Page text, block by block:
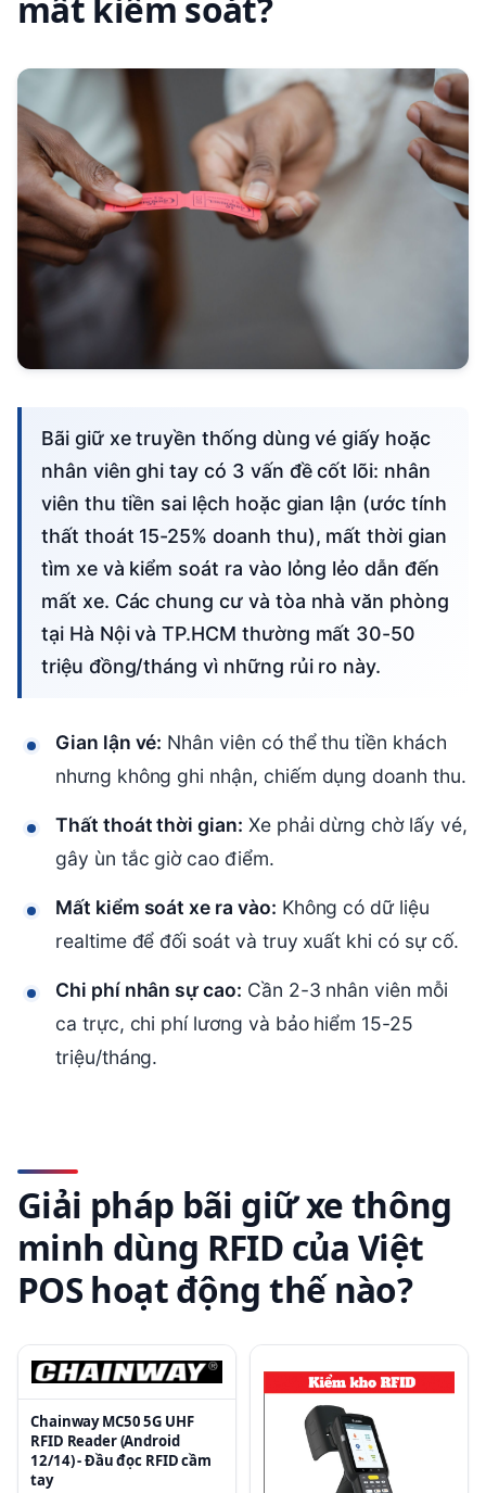
Bãi giữ xe truyền thống dùng vé giấy hoặc
nhân viên ghi tay có 3 vấn đề cốt lõi: nhân
viên thu tiền sai lệch hoặc gian lận (ước tính
thất thoát 15-25% doanh thu), mất thời gian
tìm xe và kiểm soát ra vào lỏng lẻo dẫn đến
mất xe. Các chung cư và tòa nhà văn phòng
tại Hà Nội và TP.HCM thường mất 30-50
triệu đồng/tháng vì những rủi ro này.
Gian lận vé: Nhân viên có thể thu tiền khách
nhưng không ghi nhận, chiếm dụng doanh thu.
Thất thoát thời gian: Xe phải dừng chờ lấy vé,
gây ùn tắc giờ cao điểm.
Mất kiểm soát xe ra vào: Không có dữ liệu
realtime để đối soát và truy xuất khi có sự cố.
Chi phí nhân sự cao: Cần 2-3 nhân viên mỗi
ca trực, chi phí lương và bảo hiểm 15-25
triệu/tháng.
Giải pháp bãi giữ xe thông
minh dùng RFID của Việt
POS hoạt động thế nào?
Chainway MC50 5G UHF
RFID Reader (Android
12/14) - Đầu đọc RFID cầm
tay